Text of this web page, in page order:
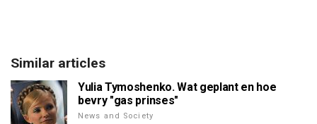
Similar articles
Yulia Tymoshenko. Wat geplant en hoe
bevry "gas prinses"
News and Society